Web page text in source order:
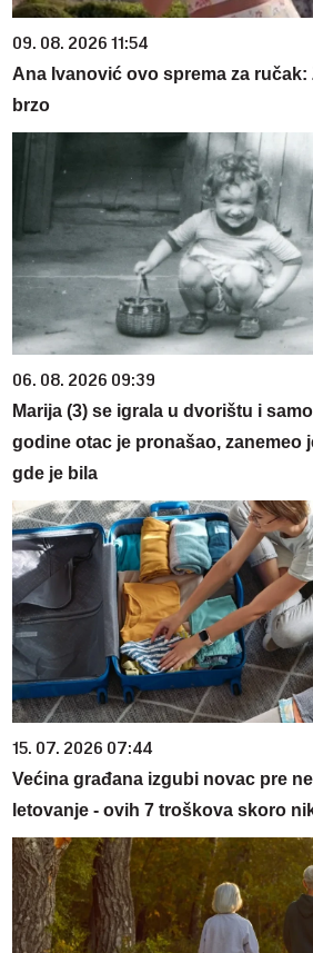
09. 08. 2026 11:54
Ana Ivanović ovo sprema za
brzo
06. 08. 2026 09:39
Marija (3) se igrala u dvorištu i
godine otac je pronašao, zanemeo
gde je bila
15. 07. 2026 07:44
Većina građana izgubi novac pre
letovanje - ovih 7 troškova skoro